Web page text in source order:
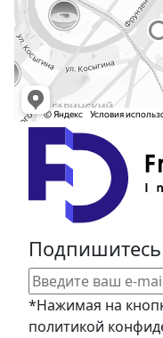
*Нажимая на
политикой